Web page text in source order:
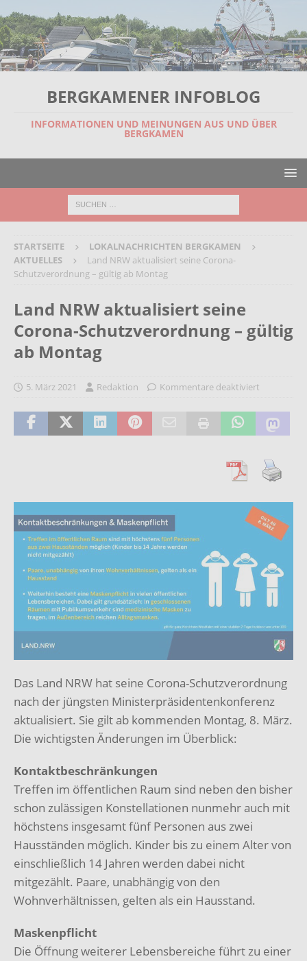
BERGKAMENER INFOBLOG
INFORMATIONEN UND MEINUNGEN AUS UND ÜBER
BERGKAMEN
STARTSEITE
LOKALNACHRICHTEN BERGKAMEN
AKTUELLES
Land NRW aktualisiert seine Corona-
Schutzverordnung – gültig ab Montag
Land NRW aktualisiert seine
Corona-Schutzverordnung – gültig
ab Montag
5. März 2021 Redaktion Kommentare deaktiviert
Das Land NRW hat seine Corona-Schutzverordnung
nach der jüngsten Ministerpräsidentenkonferenz
aktualisiert. Sie gilt ab kommenden Montag, 8. März.
Die wichtigsten Änderungen im Überblick:
Kontaktbeschränkungen
Treffen im öffentlichen Raum sind neben den bisher
schon zulässigen Konstellationen nunmehr auch mit
höchstens insgesamt fünf Personen aus zwei
Hausständen möglich. Kinder bis zu einem Alter von
einschließlich 14 Jahren werden dabei nicht
mitgezählt. Paare, unabhängig von den
Wohnverhältnissen, gelten als ein Hausstand.
Maskenpflicht
Die Öffnung weiterer Lebensbereiche führt zu einer